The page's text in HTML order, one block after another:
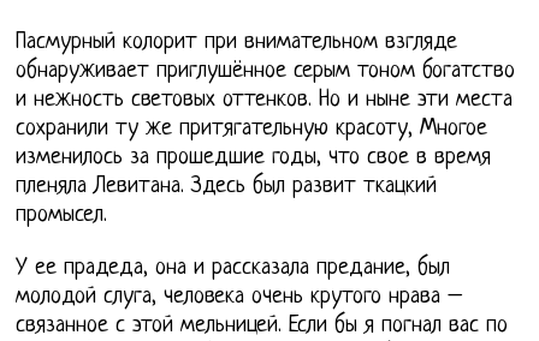
Пасмурный колорит при внимательном взгляде
обнаруживает приглушённое серым тоном богатство
и нежность световых оттенков. Но и ныне эти места
сохранили ту же притягательную красоту, Многое
изменилось за прошедшие годы, что свое в время
пленяла Левитана. Здесь был развит ткацкий
промысел.
У ее прадеда, она и рассказала предание, был
молодой слуга, человека очень крутого нрава –
связанное с этой мельницей. Если бы я погнал вас по